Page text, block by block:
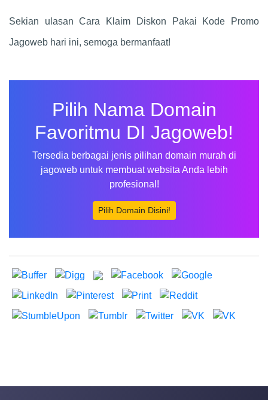
Sekian ulasan Cara Klaim Diskon Pakai Kode Promo
Jagoweb hari ini, semoga bermanfaat!
Pilih Nama Domain
Favoritmu DI Jagoweb!
Tersedia berbagai jenis pilihan domain murah di
jagoweb untuk membuat websita Anda lebih
profesional!
Pilih Domain Disini!